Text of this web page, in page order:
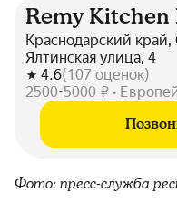
Remy Kitchen
Краснодарский
Ялтинская улица, 4
4.6(107 оценок)
2500-5000 ₽ •
Фото: пресс-служба